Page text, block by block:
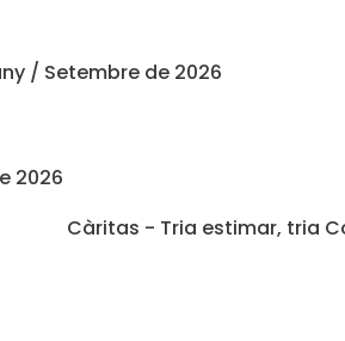
2026